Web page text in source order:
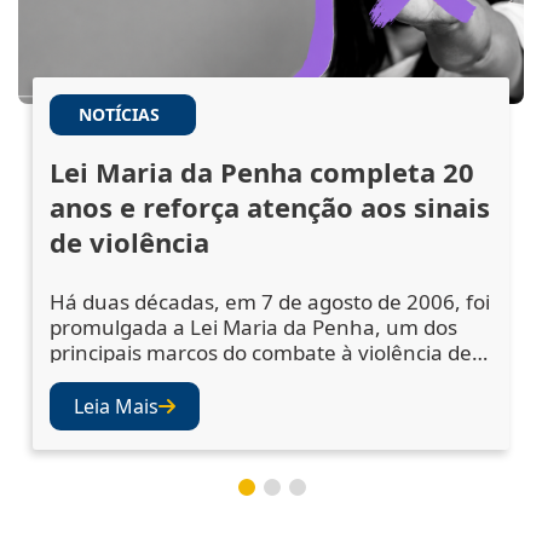
NOTÍCIAS
Lei Maria da Penha completa 20
anos e reforça atenção aos sinais
de violência
Há duas décadas, em 7 de agosto de 2006, foi
promulgada a Lei Maria da Penha, um dos
principais marcos do combate à violência de
gênero no Brasil. A legislação ampliou os
mecanismos de prevenção, acolhimento das
vítimas e punição dos agressores, mas
também abriu os olhos da sociedade e das
instituições para a importância de se atentar
aos sinais de violência. Juízes e desembargad
Leia Mais